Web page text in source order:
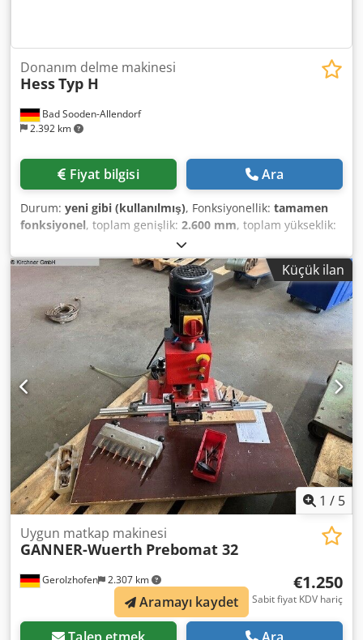
Bad Sooden-Allendorf
2.392 km
Donanım delme makinesi
HessTyp H
Fiyat bilgisi Ara
Durum: yeni gibi (kullanılmış), Fonksiyonellik: tamamen
fonksiyonel, toplam genişlik: 2.600 mm, toplam yükseklik:
, Motor gücü: 0,75 kW Köşe menteşe ve zeytin
olarak bilinen bağlantı elemanlarının delinmesi için bir
matkap başlığı ile birlikte Otomatik yükseklik algılama
Dedpfx Ajx Ez Uaeh Tsck
Küçük ilan
1 / 5
Gerolzhofen 2.307 km
Uygun matkap makinesi
GANNER-Wuerth Prebomat 32
€1.250
Sabit fiyat KDV hariç
Aramayı kaydet